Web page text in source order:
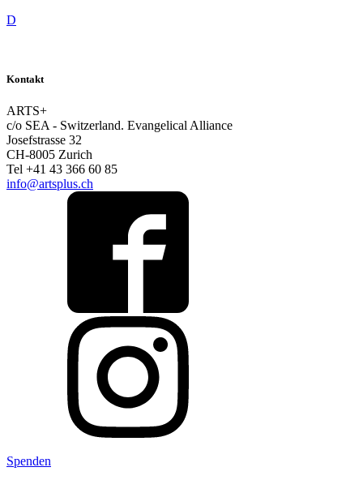
D
Kontakt
ARTS+
c/o SEA - Switzerland. Evangelical Alliance
Josefstrasse 32
CH-8005 Zurich
Tel +41 43 366 60 85
info@artsplus.ch
Spenden